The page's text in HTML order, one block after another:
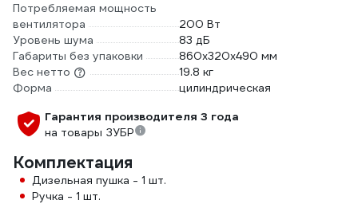
Потребляемая мощность
вентилятора
200 Вт
Уровень шума
83 дБ
Габариты без упаковки
860х320х490 мм
Вес нетто
19.8 кг
Форма
цилиндрическая
Гарантия производителя 3 года
на товары ЗУБР
Комплектация
Дизельная пушка - 1 шт.
Ручка - 1 шт.